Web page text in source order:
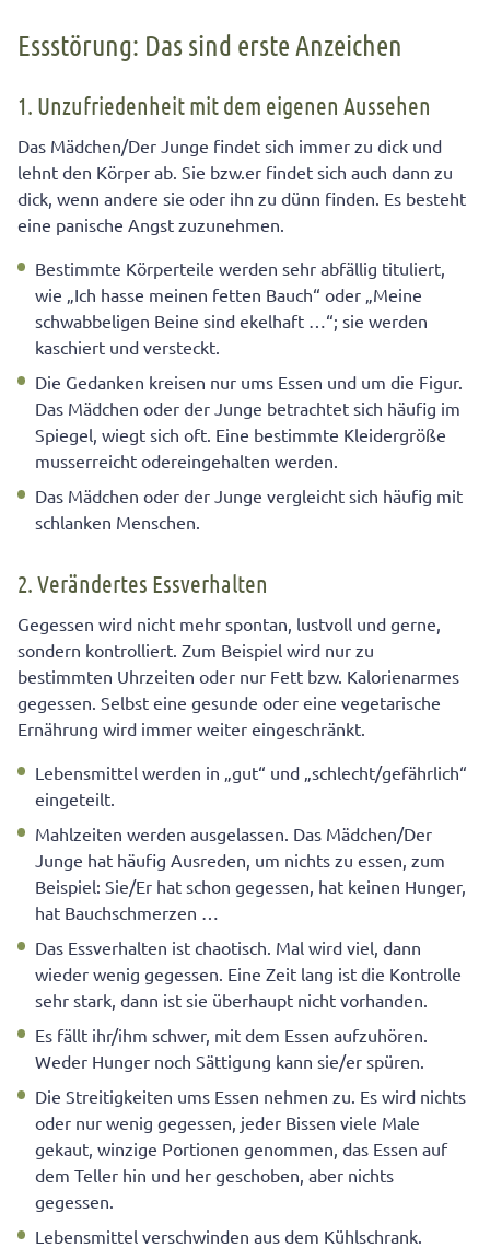
Essstörung: Das sind erste Anzeichen
1. Unzufriedenheit mit dem eigenen Aussehen
Das Mädchen/Der Junge findet sich immer zu dick und
lehnt den Körper ab. Sie bzw.er findet sich auch dann zu
dick, wenn andere sie oder ihn zu dünn finden. Es besteht
eine panische Angst zuzunehmen.
Bestimmte Körperteile werden sehr abfällig tituliert,
wie „Ich hasse meinen fetten Bauch“ oder „Meine
schwabbeligen Beine sind ekelhaft …“; sie werden
kaschiert und versteckt.
Die Gedanken kreisen nur ums Essen und um die Figur.
Das Mädchen oder der Junge betrachtet sich häufig im
Spiegel, wiegt sich oft. Eine bestimmte Kleidergröße
musserreicht odereingehalten werden.
Das Mädchen oder der Junge vergleicht sich häufig mit
schlanken Menschen.
2. Verändertes Essverhalten
Gegessen wird nicht mehr spontan, lustvoll und gerne,
sondern kontrolliert. Zum Beispiel wird nur zu
bestimmten Uhrzeiten oder nur Fett bzw. Kalorienarmes
gegessen. Selbst eine gesunde oder eine vegetarische
Ernährung wird immer weiter eingeschränkt.
Lebensmittel werden in „gut“ und „schlecht/gefährlich“
eingeteilt.
Mahlzeiten werden ausgelassen. Das Mädchen/Der
Junge hat häufig Ausreden, um nichts zu essen, zum
Beispiel: Sie/Er hat schon gegessen, hat keinen Hunger,
hat Bauchschmerzen …
Das Essverhalten ist chaotisch. Mal wird viel, dann
wieder wenig gegessen. Eine Zeit lang ist die Kontrolle
sehr stark, dann ist sie überhaupt nicht vorhanden.
Es fällt ihr/ihm schwer, mit dem Essen aufzuhören.
Weder Hunger noch Sättigung kann sie/er spüren.
Die Streitigkeiten ums Essen nehmen zu. Es wird nichts
oder nur wenig gegessen, jeder Bissen viele Male
gekaut, winzige Portionen genommen, das Essen auf
dem Teller hin und her geschoben, aber nichts
gegessen.
Lebensmittel verschwinden aus dem Kühlschrank.